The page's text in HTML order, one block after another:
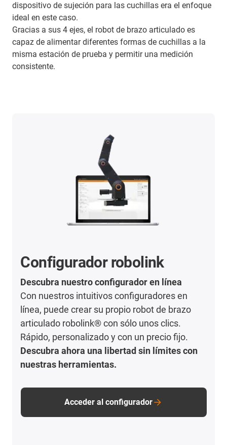
dispositivo de sujeción para las cuchillas era el enfoque
ideal en este caso.
Gracias a sus 4 ejes, el robot de brazo articulado es
capaz de alimentar diferentes formas de cuchillas a la
misma estación de prueba y permitir una medición
consistente.
Configurador robolink
Descubra nuestro configurador en línea
Con nuestros intuitivos configuradores en
línea, puede crear su propio robot de brazo
articulado robolink® con sólo unos clics.
Rápido, personalizado y con un precio fijo.
Descubra ahora una libertad sin límites con
nuestras herramientas.
Acceder al configurador